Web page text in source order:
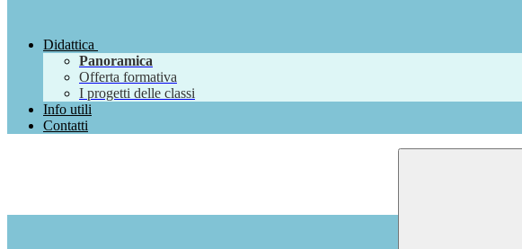
Didattica
Panoramica
Offerta formativa
I progetti delle classi
Info utili
Contatti